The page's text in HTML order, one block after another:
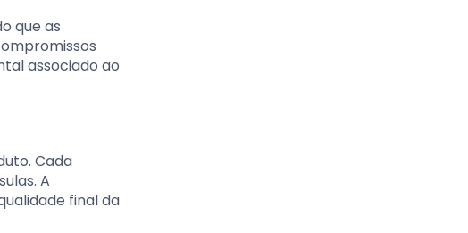
que as
associado ao
Cada
A
final da